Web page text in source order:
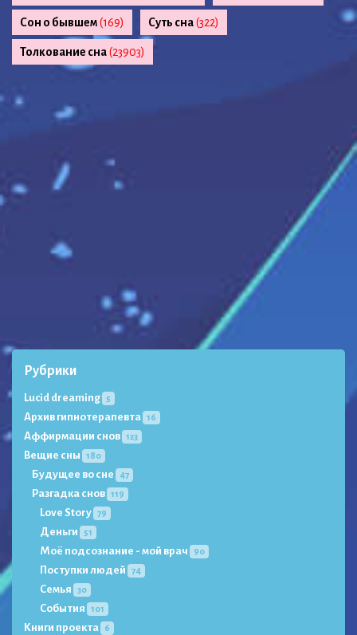
Сон о бывшем(169) Суть сна(322)
Толкование сна(23903)
Рубрики
Lucid dreaming 5
Архив гипнотерапевта 16
Аффирмации снов 123
Вещие сны 180
Будущее во сне 47
Разгадка снов 119
Love Story 79
Деньги 51
Моё подсознание - мой врач 90
Поступки людей 74
Семья 30
События 101
Книги проекта 6